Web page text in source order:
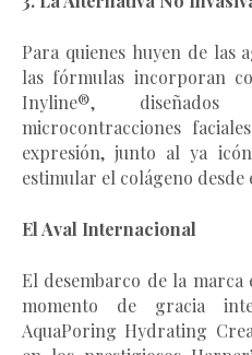
Para quienes huyen de las
las fórmulas incorporan
Inyline®,
microcontracciones
expresión, junto al ya
estimular el colágeno
El Aval Internacional
El desembarco de la
momento de gracia
AquaPoring Hydrating